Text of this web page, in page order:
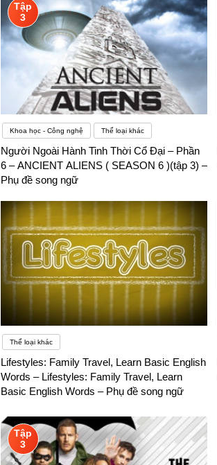
Tập
3
Khoa học - Công nghệ Thể loại khác
Người Ngoài Hành Tinh Thời Cổ Đại – Phần
6 – ANCIENT ALIENS ( SEASON 6 )(tập 3) –
Phụ đề song ngữ
Thể loại khác
Lifestyles: Family Travel, Learn Basic English
Words – Lifestyles: Family Travel, Learn
Basic English Words – Phụ đề song ngữ
Tập
3